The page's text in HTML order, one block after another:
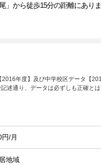
」から徒歩15分の距離にあり
年度】及び中学校区データ【
述通り、データは必ずしも正確と
/月
地域